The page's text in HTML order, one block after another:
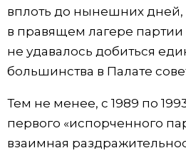
вплоть до нынешних
в правящем лагере партии
не удавалось добиться
большинства в Палате
Тем не менее, с 1989 по
первого «испорченного
взаимная